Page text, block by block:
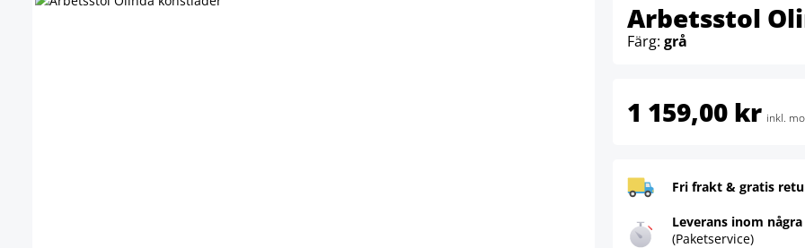
Arbetsstol
Färg: grå
1 159,00 kr inkl.
Fri frakt & gratis
Leverans inom
(Paketservice)